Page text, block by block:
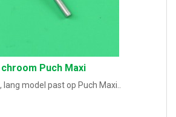
Puch Maxi
model past op Puch Maxi..